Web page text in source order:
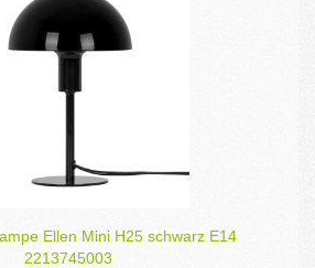
Ellen Mini H25 schwarz E14
2213745003